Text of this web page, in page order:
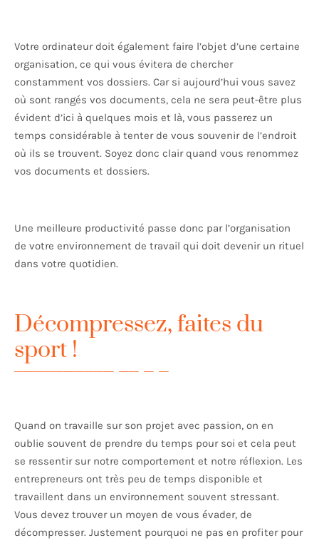
Votre ordinateur doit également faire l’objet d’une certaine
organisation, ce qui vous évitera de chercher
constamment vos dossiers. Car si aujourd’hui vous savez
où sont rangés vos documents, cela ne sera peut-être plus
évident d’ici à quelques mois et là, vous passerez un
temps considérable à tenter de vous souvenir de l’endroit
où ils se trouvent. Soyez donc clair quand vous renommez
vos documents et dossiers.
Une meilleure productivité passe donc par l’organisation
de votre environnement de travail qui doit devenir un rituel
dans votre quotidien.
Décompressez, faites du
sport !
Quand on travaille sur son projet avec passion, on en
oublie souvent de prendre du temps pour soi et cela peut
se ressentir sur notre comportement et notre réflexion. Les
entrepreneurs ont très peu de temps disponible et
travaillent dans un environnement souvent stressant.
Vous devez trouver un moyen de vous évader, de
décompresser. Justement pourquoi ne pas en profiter pour